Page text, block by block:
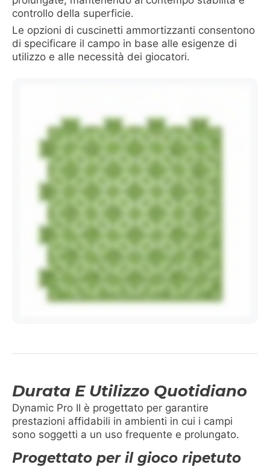
controllo della superficie.
Le opzioni di cuscinetti ammortizzanti consentono
di specificare il campo in base alle esigenze di
utilizzo e alle necessità dei giocatori.
Durata E Utilizzo Quotidiano
Dynamic Pro II è progettato per garantire
prestazioni affidabili in ambienti in cui i campi
sono soggetti a un uso frequente e prolungato.
Progettato per il gioco ripetuto